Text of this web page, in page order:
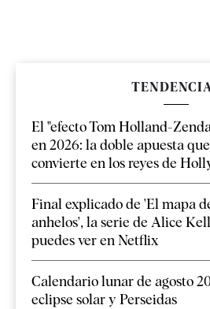
El "efecto Tom Holland-
en 2026: la doble apuesta
convierte en los reyes de
Final explicado de 'El mapa
anhelos', la serie de Alice
puedes ver en Netflix
Calendario lunar de agosto
eclipse solar y Perseidas